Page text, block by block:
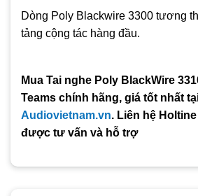
Dòng Poly Blackwire 3300 tương
tảng cộng tác hàng đầu.
Mua Tai nghe Poly BlackWire
Teams chính hãng, giá tốt nhất
Audiovietnam.vn. Liên hệ
được tư vấn và hỗ trợ